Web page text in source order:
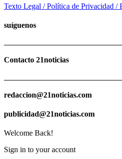
Texto Legal / Política de Privacidad /
suíguenos
Contacto 21noticias
redaccion@21noticias.com
publicidad@21noticias.com
Welcome Back!
Sign in to your account